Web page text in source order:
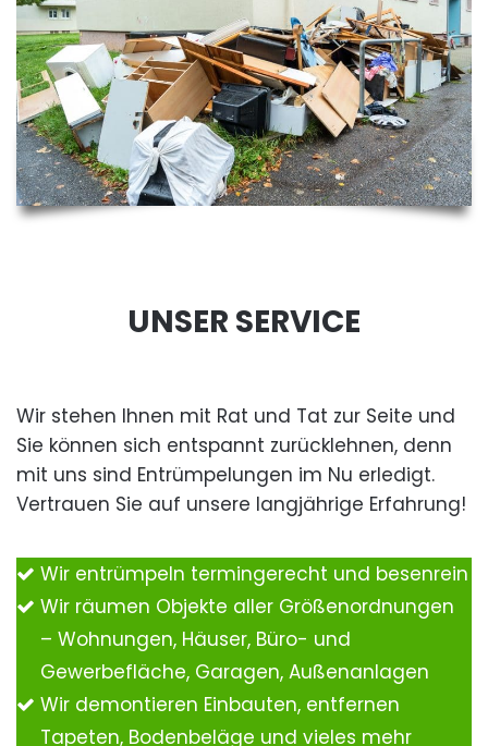
UNSER SERVICE
Wir stehen Ihnen mit Rat und Tat zur Seite und
Sie können sich entspannt zurücklehnen, denn
mit uns sind Entrümpelungen im Nu erledigt.
Vertrauen Sie auf unsere langjährige Erfahrung!
Wir entrümpeln termingerecht und besenrein
Wir räumen Objekte aller Größenordnungen
– Wohnungen, Häuser, Büro- und
Gewerbefläche, Garagen, Außenanlagen
Wir demontieren Einbauten, entfernen
Tapeten, Bodenbeläge und vieles mehr